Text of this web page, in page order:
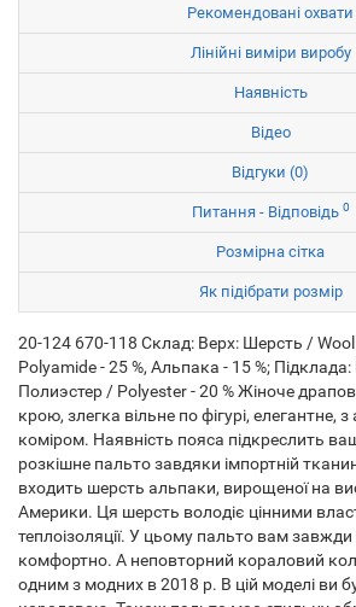
Рекомендовані охвати
Лінійні виміри виробу
Наявність
Відео
Відгуки (0)
Питання - Відповідь 0
Розмірна сітка
Як підібрати розмір
20-124 670-118 Склад: Верх: Шерсть /
Polyamide - 25 %, Альпака - 15 %; Підклада:
Полиэстер / Polyester - 20 % Жіноче
крою, злегка вільне по фігурі, елегантне,
коміром. Наявність пояса підкреслить
розкішне пальто завдяки імпортній
входить шерсть альпаки, вирощеної на
Америки. Ця шерсть володіє цінними
теплоізоляції. У цьому пальто вам завжди
комфортно. А неповторний кораловий
одним з модних в 2018 р. В цій моделі ви